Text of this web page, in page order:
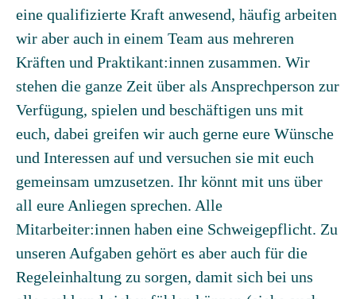
eine qualifizierte Kraft anwesend, häufig arbeiten
wir aber auch in einem Team aus mehreren
Kräften und Praktikant:innen zusammen. Wir
stehen die ganze Zeit über als Ansprechperson zur
Verfügung, spielen und beschäftigen uns mit
euch, dabei greifen wir auch gerne eure Wünsche
und Interessen auf und versuchen sie mit euch
gemeinsam umzusetzen. Ihr könnt mit uns über
all eure Anliegen sprechen. Alle
Mitarbeiter:innen haben eine Schweigepflicht. Zu
unseren Aufgaben gehört es aber auch für die
Regeleinhaltung zu sorgen, damit sich bei uns